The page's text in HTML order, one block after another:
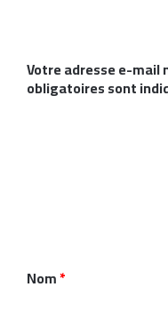
Votre adresse e-mail
obligatoires sont
t
Nom*